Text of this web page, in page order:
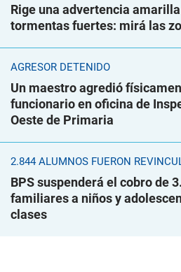
Rige una advertencia
tormentas fuertes: mirá las
AGRESOR DETENIDO
Un maestro agredió
funcionario en oficina de
Oeste de Primaria
2.844 ALUMNOS FUERON
BPS suspenderá el cobro de
familiares a niños y
clases